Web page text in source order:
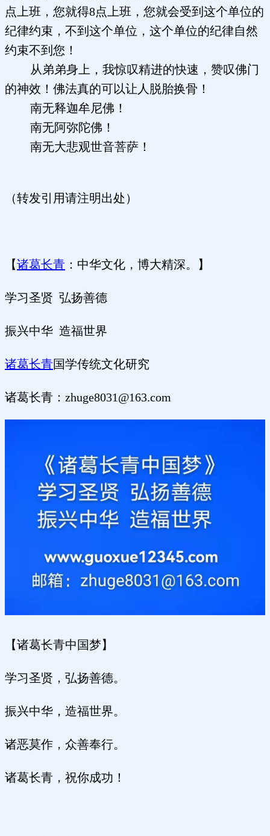
点上班，您就得8点上班，您就会受到这个单位的
纪律约束，不到这个单位，这个单位的纪律自然
约束不到您！
从弟弟身上，我惊叹精进的快速，赞叹佛门
的神效！佛法真的可以让人脱胎换骨！
南无释迦牟尼佛！
南无阿弥陀佛！
南无大悲观世音菩萨！
（转发引用请注明出处）
【诸葛长青 ：中华文化，博大精深。】
学习圣贤 弘扬善德
振兴中华 造福世界
诸葛长青国学传统文化研究
诸葛长青：zhuge8031@163.com
【诸葛长青中国梦】
学习圣贤，弘扬善德。
振兴中华，造福世界。
诸恶莫作，众善奉行。
诸葛长青，祝你成功！